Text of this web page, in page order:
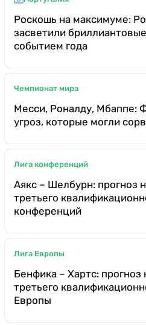
Роскошь на максимуме:
засветили
событием года
Чемпионат мира
Месси, Роналду, Мбаппе:
угроз, которые могли
Лига конференций
Аякс – Шелбурн: прогноз
третьего
конференций
Лига Европы
Бенфика – Хартс: прогноз
третьего
Европы